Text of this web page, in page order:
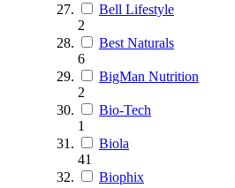
Bell Lifestyle
2
Best Naturals
6
BigMan Nutrition
2
Bio-Tech
1
Biola
41
Biophix